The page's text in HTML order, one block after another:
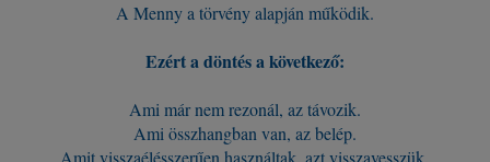
A Menny a törvény alapján működik.
Ezért a döntés a következő:
Ami már nem rezonál, az távozik.
Ami összhangban van, az belép.